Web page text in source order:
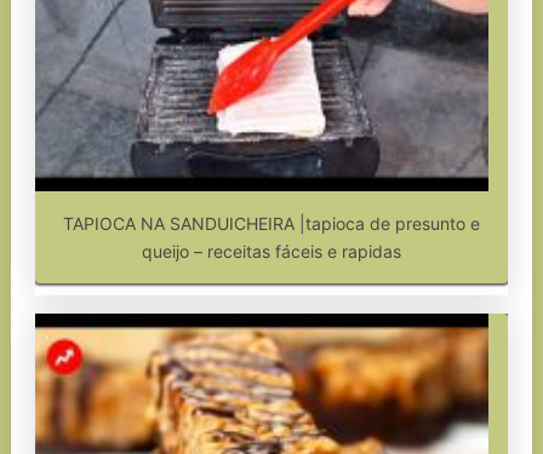
TAPIOCA NA SANDUICHEIRA |tapioca de presunto e
queijo – receitas fáceis e rapidas